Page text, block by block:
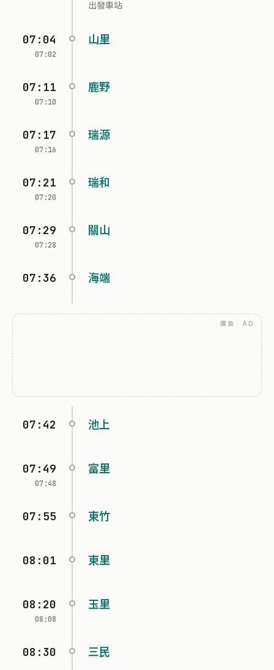
出發車站
07:04
07:02
山里
07:11
07:10
鹿野
07:17
07:16
瑞源
07:21
07:20
瑞和
07:29
07:28
關山
07:36 海端
廣告 · AD
07:42 池上
07:49
07:48
富里
07:55 東竹
08:01 東里
08:20
08:08
玉里
08:30 三民